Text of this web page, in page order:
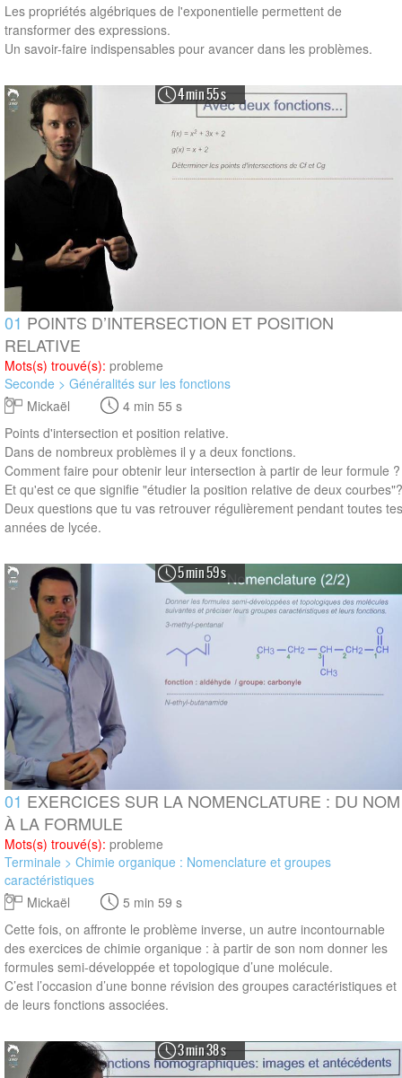
Les propriétés algébriques de l'exponentielle permettent de
transformer des expressions.
Un savoir-faire indispensables pour avancer dans les problèmes.
4 min 55 s
01 POINTS D’INTERSECTION ET POSITION
RELATIVE
Mots(s) trouvé(s): probleme
Seconde > Généralités sur les fonctions
Mickaël
4 min 55 s
Points d'intersection et position relative.
Dans de nombreux problèmes il y a deux fonctions.
Comment faire pour obtenir leur intersection à partir de leur formule ?
Et qu'est ce que signifie "étudier la position relative de deux courbes"?
Deux questions que tu vas retrouver régulièrement pendant toutes tes
années de lycée.
5 min 59 s
01 EXERCICES SUR LA NOMENCLATURE : DU NOM
À LA FORMULE
Mots(s) trouvé(s): probleme
Terminale > Chimie organique : Nomenclature et groupes
caractéristiques
Mickaël
5 min 59 s
Cette fois, on affronte le problème inverse, un autre incontournable
des exercices de chimie organique : à partir de son nom donner les
formules semi-développée et topologique d’une molécule.
C’est l’occasion d’une bonne révision des groupes caractéristiques et
de leurs fonctions associées.
3 min 38 s